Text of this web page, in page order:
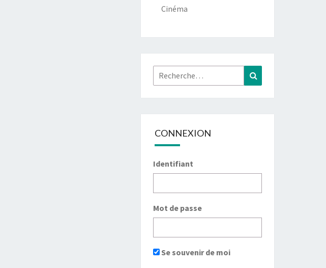
Cinéma
Rechercher :
CONNEXION
Identifiant
Mot de passe
Se souvenir de moi